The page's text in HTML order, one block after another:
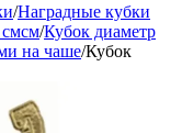
/Наградные кубки
/Кубок диаметр
на чаше/Кубок